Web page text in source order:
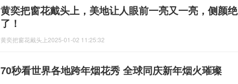
黄奕把窗花戴头上，美地让人眼前一亮又一亮，侧颜绝
了！
黄奕把窗花戴头上2025-01-02 11:25:32
70秒看世界各地跨年烟花秀 全球同庆新年烟火璀璨